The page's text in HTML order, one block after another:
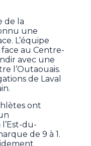
de la
une
L’équipe
face au Centre-
avec une
l’Outaouais.
de Laval
ont
du-
de 9 à 1.